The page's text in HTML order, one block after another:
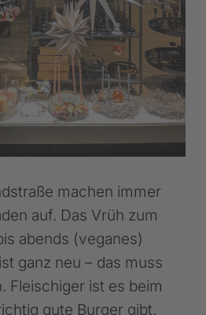
machen immer
auf. Das Vrüh zum
abends (veganes)
ganz neu – das muss
Fleischiger ist es beim
gute Burger gibt.